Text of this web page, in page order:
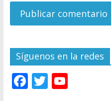
Síguenos en la redes
F T Y